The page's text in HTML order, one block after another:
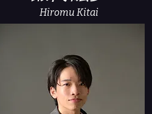
​Hiromu Kitai